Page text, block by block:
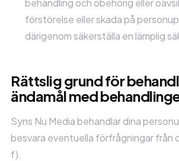
behandling och obehörig eller
förstörelse eller skada på
därigenom säkerställa en lämplig
Rättslig grund för
ändamål med
Syns Nu Media behandlar dina
besvara eventuella förfrågningar från
f).